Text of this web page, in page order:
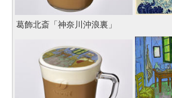
葛飾北斎「神奈川沖浪裏」